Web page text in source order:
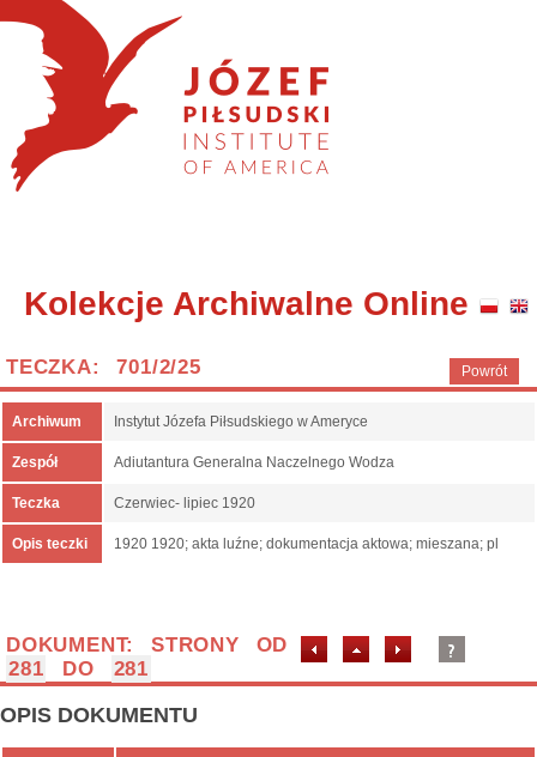
Kolekcje Archiwalne Online
Powrót
TECZKA: 701/2/25
Archiwum Instytut Józefa Piłsudskiego w Ameryce
Zespół Adiutantura Generalna Naczelnego Wodza
Teczka Czerwiec- lipiec 1920
Opis teczki 1920 1920; akta luźne; dokumentacja aktowa; mieszana; pl
DOKUMENT: STRONY OD
281
DO 281
OPIS DOKUMENTU